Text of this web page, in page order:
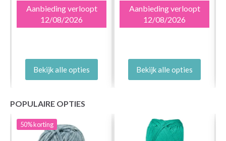
Aanbieding verloopt
12/08/2026
Bekijk alle opties
Aanbieding verloopt
12/08/2026
Bekijk alle opties
POPULAIRE OPTIES
50%korting